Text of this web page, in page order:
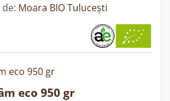
Moara BIO Tulucești
eco 950 gr